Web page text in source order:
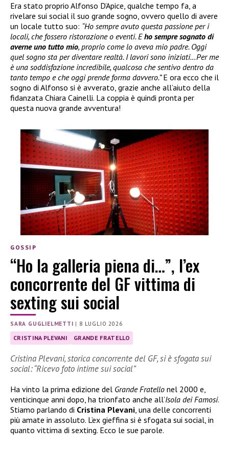
Era stato proprio Alfonso D’Apice, qualche tempo fa, a
rivelare sui social il suo grande sogno, ovvero quello di avere
un locale tutto suo: “Ho sempre avuto questa passione per i
locali, che fossero ristorazione o eventi. Eho sempre sognato di
averne uno tutto mio, proprio come lo aveva mio padre. Oggi
quel sogno sta per diventare realtà. I lavori sono iniziati…Per me
è una soddisfazione incredibile, qualcosa che sentivo dentro da
tanto tempo e che oggi prende forma davvero.”E ora ecco che il
sogno di Alfonso si è avverato, grazie anche all’aiuto della
fidanzata Chiara Cainelli. La coppia è quindi pronta per
questa nuova grande avventura!
GOSSIP
“Ho la galleria piena di…”, l’ex
concorrente del GF vittima di
sexting sui social
SARA GUGLIELMETTI | 8 LUGLIO 2026
CRISTINA PLEVANI GRANDE FRATELLO
Cristina Plevani, storica concorrente del GF, si è sfogata sui
social: “Ricevo foto intime sui social”
Ha vinto la prima edizione del Grande Fratello nel 2000 e,
venticinque anni dopo, ha trionfato anche all’Isola dei Famosi.
Stiamo parlando di Cristina Plevani , una delle concorrenti
più amate in assoluto. L’ex gieffina si è sfogata sui social, in
quanto vittima di sexting. Ecco le sue parole.